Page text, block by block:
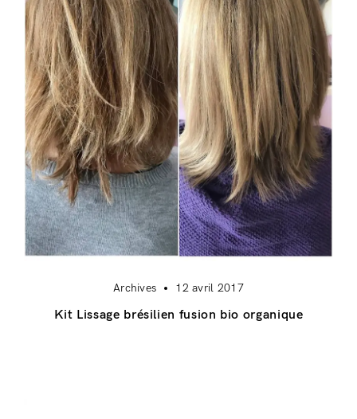
Archives 12 avril 2017
Kit Lissage brésilien fusion bio organique